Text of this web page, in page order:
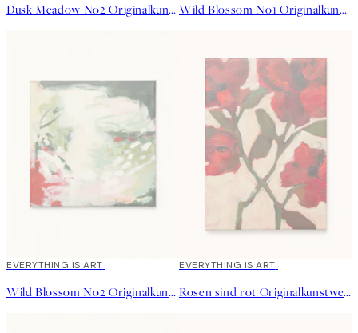
Dusk Meadow No2 Originalkunstwerk Wild Blossom No1 Originalkunstwerk
EVERYTHING IS ART
Wild Blossom No2 Originalkunstwerk
EVERYTHING IS ART
Rosen sind rot Originalkunstwerk